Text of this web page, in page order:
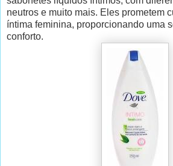
neutros e muito mais. Eles prometem
íntima feminina, proporcionando uma
conforto.